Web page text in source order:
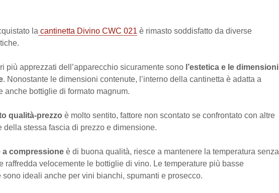
la cantinetta Divino CWC 021 è rimasto soddisfatto da diverse
più apprezzati dell’apparecchio sicuramente sono l’estetica e le dimensioni
. Nonostante le dimensioni contenute, l’interno della cantinetta è adatta a
anche bottiglie di formato magnum.
qualità-prezzo è molto sentito, fattore non scontato se confrontato con altre
della stessa fascia di prezzo e dimensione.
a compressione è di buona qualità, riesce a mantenere la temperatura senza
raffredda velocemente le bottiglie di vino. Le temperature più basse
sono ideali anche per vini bianchi, spumanti e prosecco.